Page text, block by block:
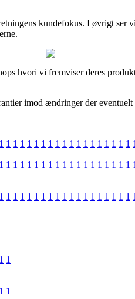
kundefokus. I øvrigt
hvori vi fremviser deres
imod ændringer der eventuelt
1 1 1 1 1 1 1 1 1 1 1 1 1 1 1 1 1 1 1 1
1 1 1 1 1 1 1 1 1 1 1 1 1 1 1 1 1 1 1 1
1 1 1 1 1 1 1 1 1 1 1 1 1 1 1 1 1 1 1 1
1 1
1 1